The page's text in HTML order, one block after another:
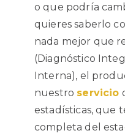
o que podría
quieres saberlo
nada mejor que
(Diagnóstico
Interna), el
nuestro servicio
estadísticas, que
completa del